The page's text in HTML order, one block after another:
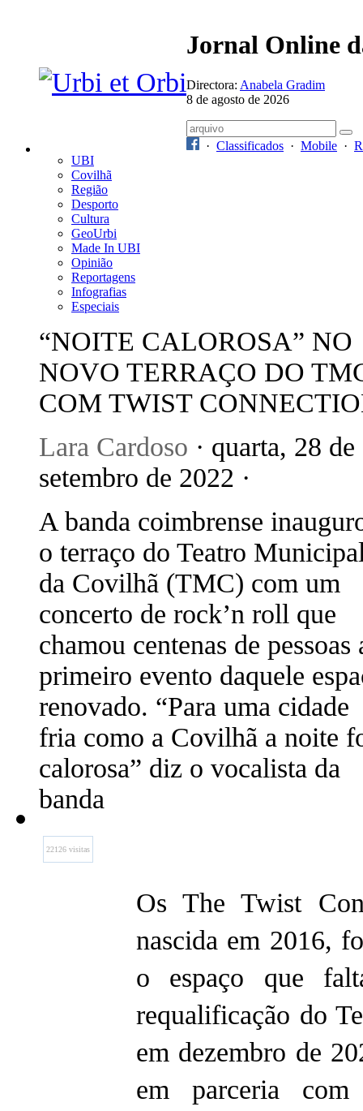
Jornal Online
Directora: Anabela Gradim
8 de agosto de 2026
· Classificados · Mobile ·
UBI
Covilhã
Região
Desporto
Cultura
GeoUrbi
Made In UBI
Opinião
Reportagens
Infografias
Especiais
“NOITE CALOROSA” NO
NOVO TERRAÇO DO
COM TWIST
Lara Cardoso · quarta, 28 de
setembro de 2022 ·
A banda coimbrense
o terraço do Teatro
da Covilhã (TMC) com um
concerto de rock’n roll que
chamou centenas de pessoas
primeiro evento daquele
renovado. “Para uma cidade
fria como a Covilhã a noite
calorosa” diz o vocalista da
banda
22126 visitas
Os The Twist
nascida em 2016,
o espaço que
requalificação do
em dezembro de
em parceria